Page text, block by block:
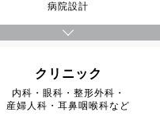
病院設計
クリニック
内科・眼科・整形外科・
産婦人科・耳鼻咽喉科など